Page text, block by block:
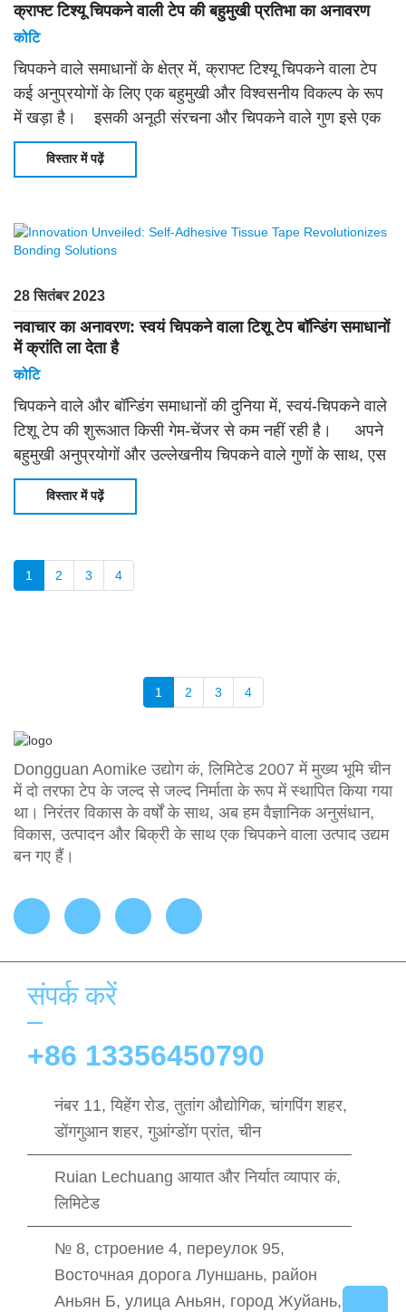
क्राफ्ट टिश्यू चिपकने वाली टेप की बहुमुखी प्रतिभा का अनावरण
कोटि
चिपकने वाले समाधानों के क्षेत्र में, क्राफ्ट टिश्यू चिपकने वाला टेप
कई अनुप्रयोगों के लिए एक बहुमुखी और विश्वसनीय विकल्प के रूप
में खड़ा है। इसकी अनूठी संरचना और चिपकने वाले गुण इसे एक
अमूल्य बनाते हैं
विस्तार में पढ़ें
28 सितंबर 2023
नवाचार का अनावरण: स्वयं चिपकने वाला टिशू टेप बॉन्डिंग समाधानों
में क्रांति ला देता है
कोटि
चिपकने वाले और बॉन्डिंग समाधानों की दुनिया में, स्वयं-चिपकने वाले
टिशू टेप की शुरूआत किसी गेम-चेंजर से कम नहीं रही है। अपने
बहुमुखी अनुप्रयोगों और उल्लेखनीय चिपकने वाले गुणों के साथ, एस
विस्तार में पढ़ें
1 2 3 4
1 2 3 4
Dongguan Aomike उद्योग कं, लिमिटेड 2007 में मुख्य भूमि चीन
में दो तरफा टेप के जल्द से जल्द निर्माता के रूप में स्थापित किया गया
था। निरंतर विकास के वर्षों के साथ, अब हम वैज्ञानिक अनुसंधान,
विकास, उत्पादन और बिक्री के साथ एक चिपकने वाला उत्पाद उद्यम
बन गए हैं।
संपर्क करें
+86 13356450790
नंबर 11, यिहेंग रोड, तुतांग औद्योगिक, चांगपिंग शहर,
डोंगगुआन शहर, गुआंग्डोंग प्रांत, चीन
Ruian Lechuang आयात और निर्यात व्यापार कं,
लिमिटेड
№ 8, строение 4, переулок 95,
Восточная дорога Луншань, район
Аньян Б, улица Аньян, город Жуйань,